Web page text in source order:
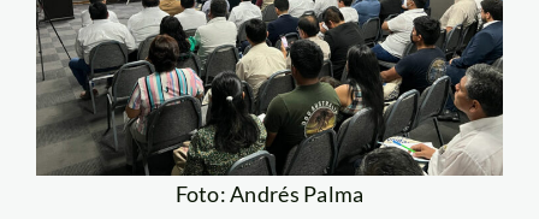
Foto: Andrés Palma